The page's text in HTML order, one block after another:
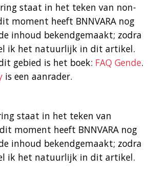
staat in het teken van non-
moment heeft BNNVARA nog
inhoud bekendgemaakt; zodra
ik het natuurlijk in dit artikel.
gebied is het boek: FAQ Gende.
is een aanrader.
staat in het teken van
moment heeft BNNVARA nog
inhoud bekendgemaakt; zodra
ik het natuurlijk in dit artikel.